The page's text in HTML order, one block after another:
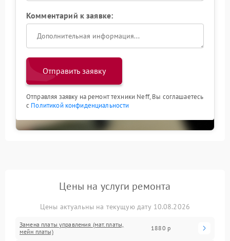
Комментарий к заявке:
Отправить заявку
Отправляя заявку на ремонт техники Neff, Вы соглашаетесь
с Политикой конфиденциальности
Цены на услуги ремонта
Цены актуальны на текущую дату 10.08.2026
Замена платы управления (мат.платы,
мейн платы)
1880 р